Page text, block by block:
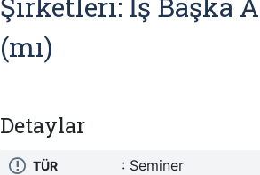
(mı)
Detaylar
TÜR : Seminer